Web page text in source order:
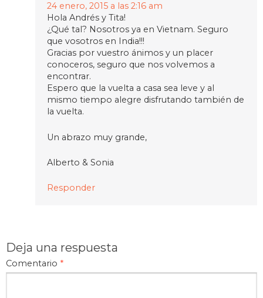
24 enero, 2015 a las 2:16 am
Hola Andrés y Tita!
¿Qué tal? Nosotros ya en Vietnam. Seguro
que vosotros en India!!!
Gracias por vuestro ánimos y un placer
conoceros, seguro que nos volvemos a
encontrar.
Espero que la vuelta a casa sea leve y al
mismo tiempo alegre disfrutando también de
la vuelta.
Un abrazo muy grande,
Alberto & Sonia
Responder
Deja una respuesta
Comentario *